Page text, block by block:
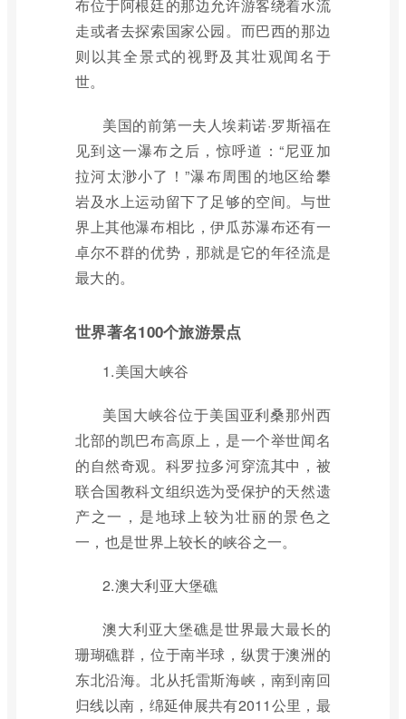
布位于阿根廷的那边允许游客绕着水流
走或者去探索国家公园。而巴西的那边
则以其全景式的视野及其壮观闻名于
世。
美国的前第一夫人埃莉诺·罗斯福在
见到这一瀑布之后，惊呼道：“尼亚加
拉河太渺小了！”瀑布周围的地区给攀
岩及水上运动留下了足够的空间。与世
界上其他瀑布相比，伊瓜苏瀑布还有一
卓尔不群的优势，那就是它的年径流是
最大的。
世界著名100个旅游景点
1.美国大峡谷
美国大峡谷位于美国亚利桑那州西
北部的凯巴布高原上，是一个举世闻名
的自然奇观。科罗拉多河穿流其中，被
联合国教科文组织选为受保护的天然遗
产之一，是地球上较为壮丽的景色之
一，也是世界上较长的峡谷之一。
2.澳大利亚大堡礁
澳大利亚大堡礁是世界最大最长的
珊瑚礁群，位于南半球，纵贯于澳洲的
东北沿海。北从托雷斯海峡，南到南回
归线以南，绵延伸展共有2011公里，最